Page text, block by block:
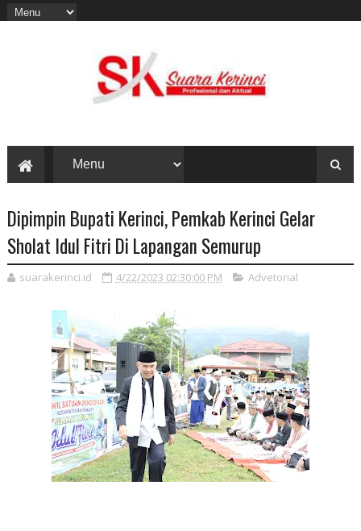
Dipimpin Bupati Kerinci, Pemkab Kerinci Gelar
Sholat Idul Fitri Di Lapangan Semurup
suarakerinci.id 4/22/2023 02:30:00 PM Advetorial